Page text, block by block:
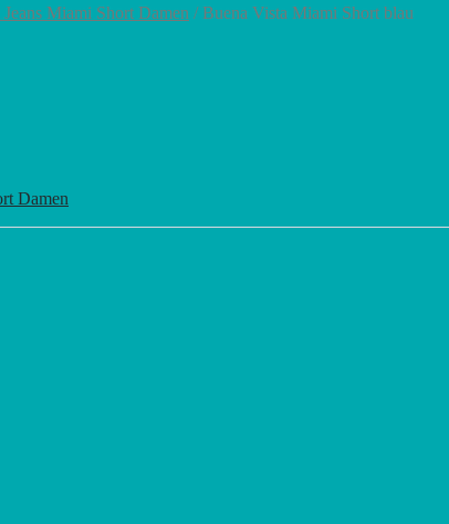
Miami Short Damen / Buena Vista Miami Short blau
Damen